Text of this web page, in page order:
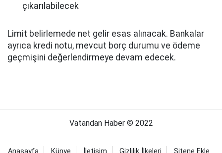
çıkarılabilecek
Limit belirlemede net gelir esas alınacak. Bankalar
ayrıca kredi notu, mevcut borç durumu ve ödeme
geçmişini değerlendirmeye devam edecek.
Vatandan Haber © 2022